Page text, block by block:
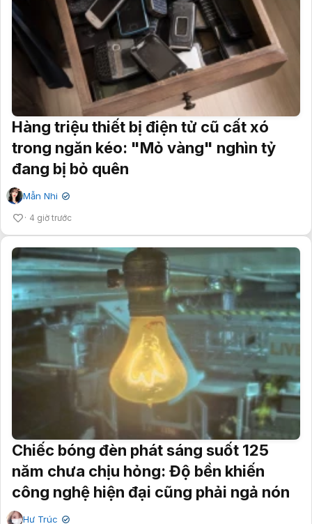
Hàng triệu thiết bị điện tử cũ cất xó
trong ngăn kéo: "Mỏ vàng" nghìn tỷ
đang bị bỏ quên
Mẫn Nhi ✔
4 giờ trước
Chiếc bóng đèn phát sáng suốt 125
năm chưa chịu hỏng: Độ bền khiến
công nghệ hiện đại cũng phải ngả nón
Hư Trúc ✔